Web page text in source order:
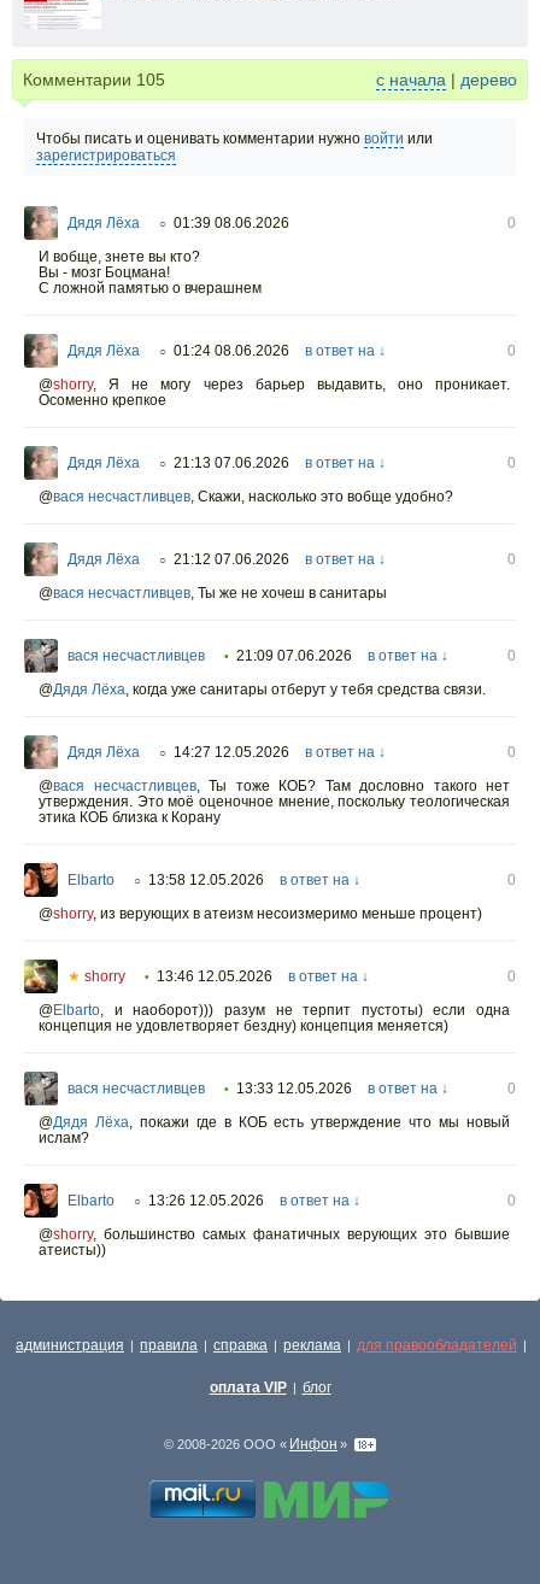
Комментарии 105 с начала | дерево
Чтобы писать и оценивать комментарии нужно войти или
зарегистрироваться
Дядя Лёха ○ 01:39 08.06.2026
0
И вобще, знете вы кто?
Вы - мозг Боцмана!
С ложной памятью о вчерашнем
Дядя Лёха ○ 01:24 08.06.2026 в ответ на ↓
0
@shorry,
Я не могу через барьер выдавить, оно проникает.
Осоменно крепкое
Дядя Лёха ○ 21:13 07.06.2026 в ответ на ↓
0
@вася несчастливцев Скажи, насколько это вобще удобно?
Дядя Лёха ○ 21:12 07.06.2026 в ответ на ↓
0
@вася несчастливцев Ты же не хочеш в санитары
вася несчастливцев • 21:09 07.06.2026 в ответ на ↓
0
@Дядя Лёха когда уже санитары отберут у тебя средства связи.
Дядя Лёха ○ 14:27 12.05.2026 в ответ на ↓
0
@вася несчастливцев,
Ты тоже КОБ? Там дословно такого нет
утверждения. Это моё оценочное мнение, поскольку теологическая
этика КОБ близка к Корану
Elbarto ○ 13:58 12.05.2026 в ответ на ↓
0
@shorry, из верующих в атеизм несоизмеримо меньше процент)
★ shorry • 13:46 12.05.2026 в ответ на ↓
0
@Elbarto
и наоборот))) разум не терпит пустоты) если одна
концепция не удовлетворяет бездну) концепция меняется)
вася несчастливцев • 13:33 12.05.2026 в ответ на ↓
0
@Дядя Лёха
покажи где в КОБ есть утверждение что мы новый
ислам?
Elbarto ○ 13:26 12.05.2026 в ответ на ↓
0
@shorry, большинство самых фанатичных верующих это бывшие
атеисты))
администрация | правила | справка | реклама | для правообладателей |
оплата VIP | блог
© 2008-2026 ООО « Инфон »